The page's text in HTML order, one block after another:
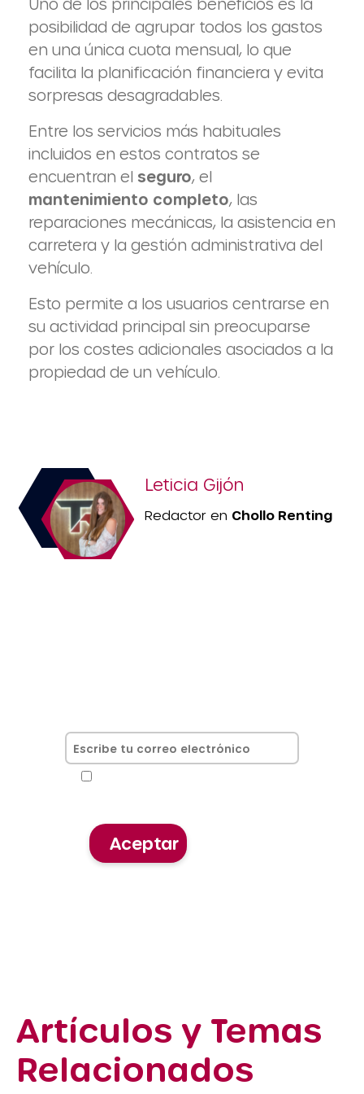
Uno de los principales beneficios es la
posibilidad de agrupar todos los gastos
en una única cuota mensual, lo que
facilita la planificación financiera y evita
sorpresas desagradables.
Entre los servicios más habituales
incluidos en estos contratos se
encuentran el seguro, el
mantenimiento completo, las
reparaciones mecánicas, la asistencia en
carretera y la gestión administrativa del
vehículo.
Esto permite a los usuarios centrarse en
su actividad principal sin preocuparse
por los costes adicionales asociados a la
propiedad de un vehículo.
Leticia Gijón
Redactor en Chollo Renting
Artículos y Temas
Relacionados